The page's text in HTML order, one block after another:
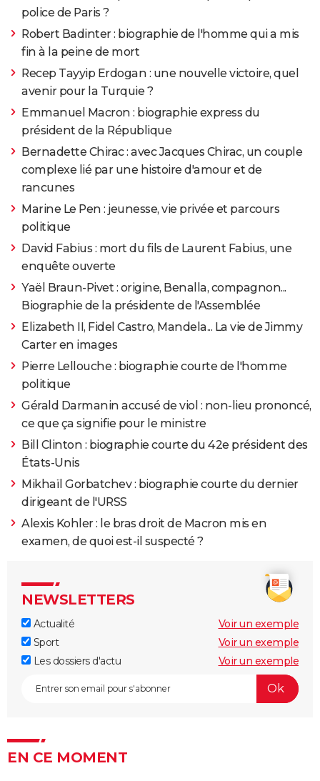
police de Paris ?
Robert Badinter : biographie de l'homme qui a mis
fin à la peine de mort
Recep Tayyip Erdogan : une nouvelle victoire, quel
avenir pour la Turquie ?
Emmanuel Macron : biographie express du
président de la République
Bernadette Chirac : avec Jacques Chirac, un couple
complexe lié par une histoire d'amour et de
rancunes
Marine Le Pen : jeunesse, vie privée et parcours
politique
David Fabius : mort du fils de Laurent Fabius, une
enquête ouverte
Yaël Braun-Pivet : origine, Benalla, compagnon...
Biographie de la présidente de l'Assemblée
Elizabeth II, Fidel Castro, Mandela... La vie de Jimmy
Carter en images
Pierre Lellouche : biographie courte de l'homme
politique
Gérald Darmanin accusé de viol : non-lieu prononcé,
ce que ça signifie pour le ministre
Bill Clinton : biographie courte du 42e président des
États-Unis
Mikhaïl Gorbatchev : biographie courte du dernier
dirigeant de l'URSS
Alexis Kohler : le bras droit de Macron mis en
examen, de quoi est-il suspecté ?
NEWSLETTERS
Actualité
Voir un exemple
Sport
Voir un exemple
Les dossiers d'actu
Voir un exemple
EN CE MOMENT